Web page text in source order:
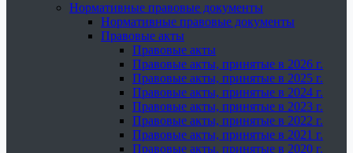
Нормативные правовые документы
Нормативные правовые документы
Правовые акты
Правовые акты
Правовые акты, принятые в 2026 г.
Правовые акты, принятые в 2025 г.
Правовые акты, принятые в 2024 г.
Правовые акты, принятые в 2023 г.
Правовые акты, принятые в 2022 г.
Правовые акты, принятые в 2021 г.
Правовые акты, принятые в 2020 г.